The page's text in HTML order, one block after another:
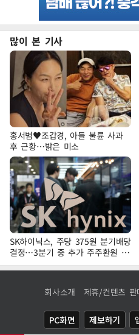
많이 본 기사
홍서범♥조갑경, 아들 불륜 사과
후 근황…밝은 미소
SK하이닉스, 주당 375원 분기배당
결정…3분기 중 추가 주주환원 발
표
회사소개 제휴/컨텐츠 판
PC화면 제보하기